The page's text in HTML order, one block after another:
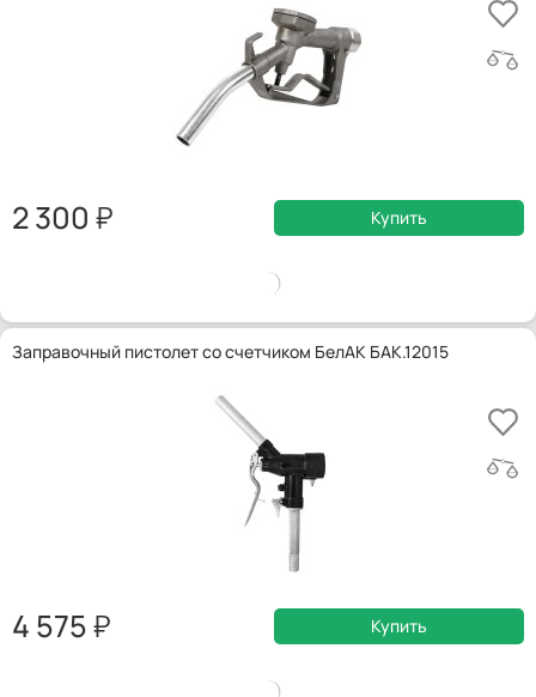
2 300 Купить
Заправочный пистолет со счетчиком БелАК БАК.12015
4 575 Купить